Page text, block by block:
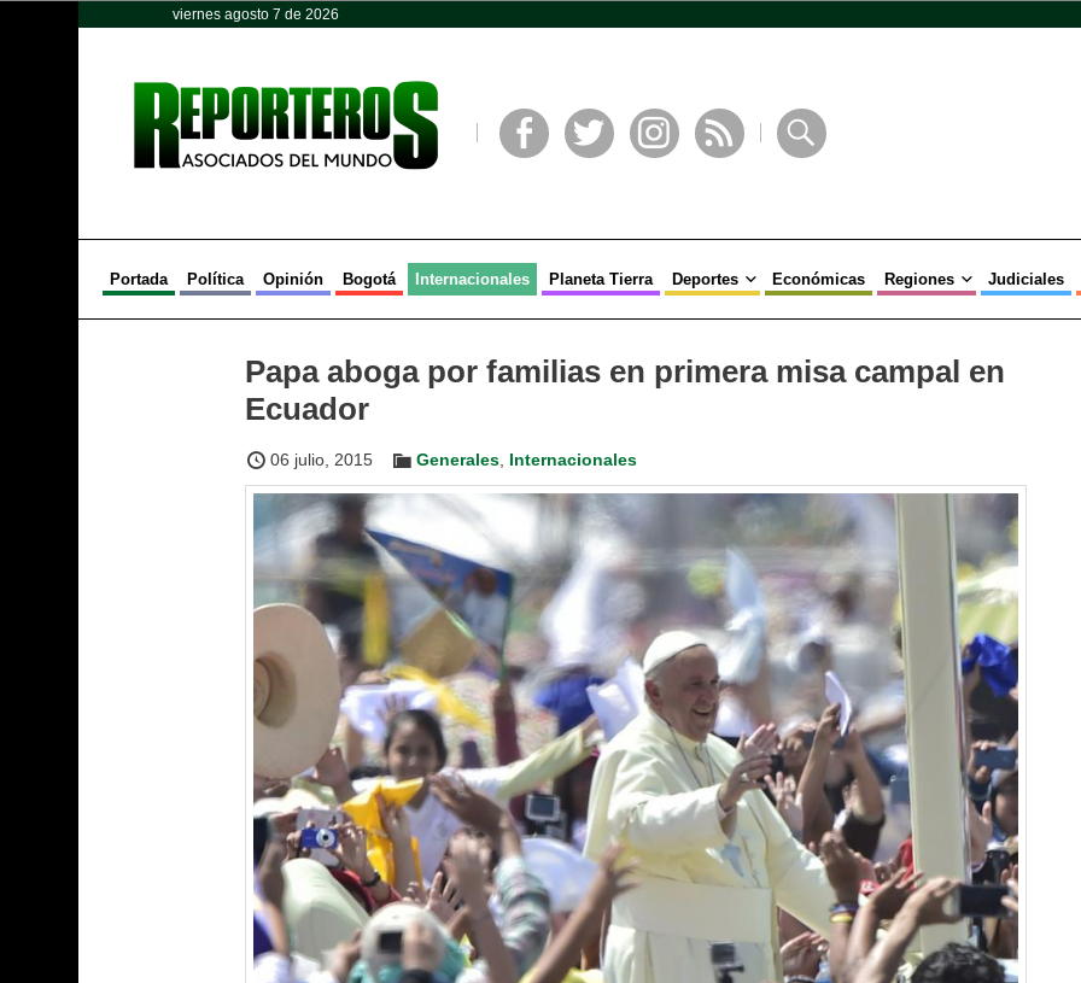
viernes agosto 7 de 2026
Portada Política Opinión Bogotá Internacionales Planeta Tierra Deportes Económicas Regiones Judiciales
Papa aboga por familias en primera misa campal en
Ecuador
06 julio, 2015 Generales Internacionales
Opinión Política